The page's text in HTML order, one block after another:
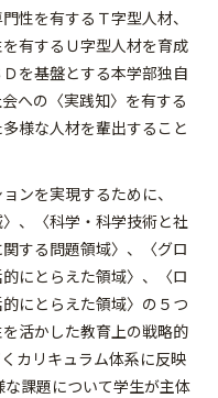
性を有するＴ字型人材、
有するＵ字型人材を育成
を基盤とする本学部独自
への〈実践知〉を有する
様な人材を輩出すること
ンを実現するために、
、〈科学・科学技術と社
する問題領域〉、〈グロ
にとらえた領域〉、〈ロ
にとらえた領域〉の５つ
活かした教育上の戦略的
カリキュラム体系に反映
課題について学生が主体